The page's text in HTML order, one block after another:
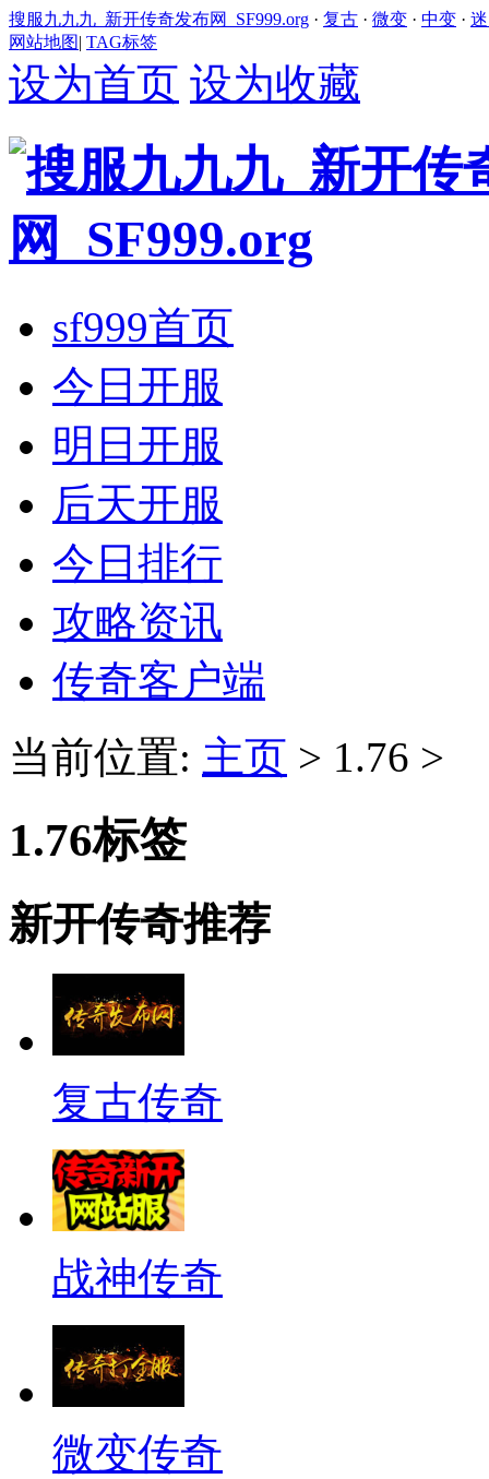
搜服九九九_新开传奇发布网_SF999.org · 复古 · 微变 · 中变 ·
网站地图| TAG标签
设为首页 设为收藏
sf999首页
今日开服
明日开服
后天开服
今日排行
攻略资讯
传奇客户端
当前位置: 主页 > 1.76 >
1.76标签
新开传奇推荐
复古传奇
战神传奇
微变传奇